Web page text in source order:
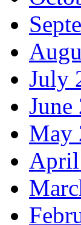
July
June
May